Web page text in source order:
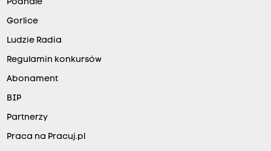
Podhale
Gorlice
Ludzie Radia
Regulamin konkursów
Abonament
BIP
Partnerzy
Praca na Pracuj.pl